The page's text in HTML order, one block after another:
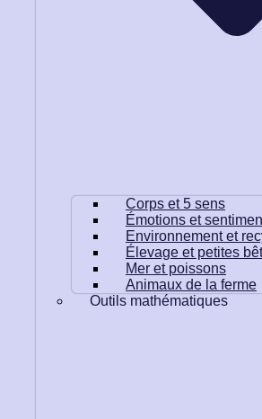
Corps et 5 sens
Émotions et
Environnement et
Élevage et petites
Mer et poissons
Animaux de la ferme
Outils mathématiques